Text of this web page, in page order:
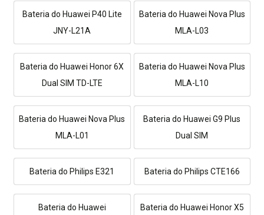
Bateria do Huawei P40 Lite
JNY-L21A
Bateria do Huawei Nova Plus
MLA-L03
Bateria do Huawei Honor 6X
Dual SIM TD-LTE
Bateria do Huawei Nova Plus
MLA-L10
Bateria do Huawei Nova Plus
MLA-L01
Bateria do Huawei G9 Plus
Dual SIM
Bateria do Philips E321 Bateria do Philips CTE166
Bateria do Huawei
Bateria do Huawei Honor X5